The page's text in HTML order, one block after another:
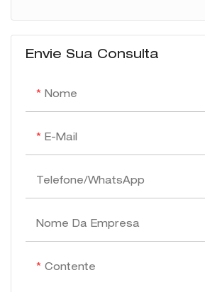
Rolos de moinho de tubo
Vôo serra lâmina
Envie Sua Consulta
Nome
E-Mail
Telefone/WhatsApp
Nome Da Empresa
Contente